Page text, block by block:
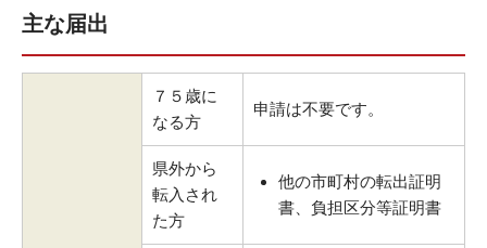
主な届出
７５歳に
なる方
申請は不要です。
県外から
転入され
た方
他の市町村の転出証明
書、負担区分等証明書